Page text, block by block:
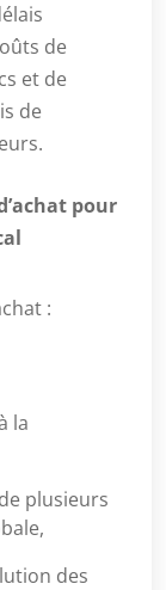
de
et de
de
pour
:
la
plusieurs
des